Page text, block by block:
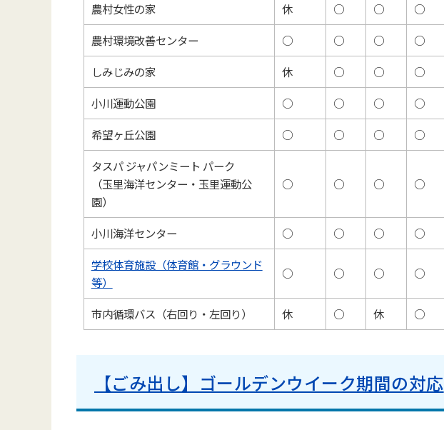
農村女性の家
休 ○ ○ ○
農村環境改善センター
○ ○ ○ ○
しみじみの家
休 ○ ○ ○
小川運動公園
○ ○ ○ ○
希望ヶ丘公園
○ ○ ○ ○
タスパ ジャパンミート パーク
（玉里海洋センター・玉里運動公
園）
○ ○ ○ ○
小川海洋センター ○ ○ ○ ○
学校体育施設（体育館・グラウンド
等）
○ ○ ○ ○
市内循環バス（右回り・左回り） 休 ○ 休 ○
【ごみ出し】ゴールデンウイーク期間の対応